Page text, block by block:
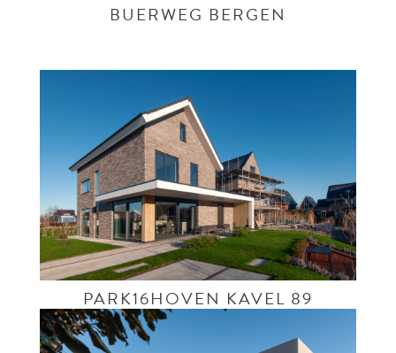
BUERWEG BERGEN
PARK16HOVEN KAVEL 89